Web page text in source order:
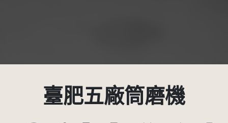
臺肥五廠筒磨機